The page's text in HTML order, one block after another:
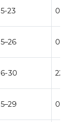
5-23 0-
5–26 0-
6-30 22-
5–29 0-